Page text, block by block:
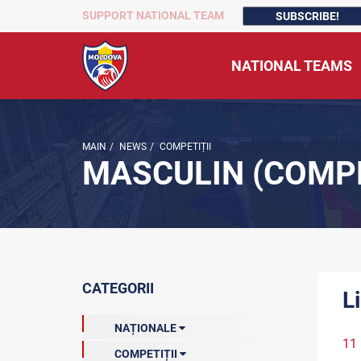
SUPPORT NATIONAL TEAM SUBSCRIBE!
NATIONAL TEAMS
MAIN / NEWS / COMPETIȚII
MASCULIN
CATEGORII
NAȚIONALE
COMPETIȚII
11